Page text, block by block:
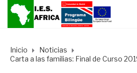
Inicio
Noticias
Carta a las familias: Final de Curso